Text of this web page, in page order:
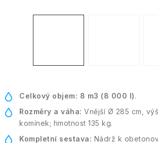
Celkový objem: 8 m3 (8 000 l).
Rozměry a váha: Vnější Ø 285 cm,
komínek; hmotnost 135 kg.
Kompletní sestava: Nádrž k